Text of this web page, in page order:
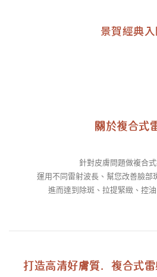
景賀經典入
關於複合式
針對皮膚問題做複合
運用不同雷射波長、幫您改善臉部
進而達到除斑、拉提緊緻、控
打造高清好膚質．複合式